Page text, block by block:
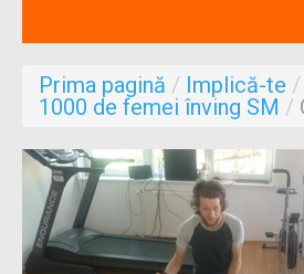
Aproape de mine
Despre noi
Prima pagină / Implică-te /
1000 de femei înving SM /